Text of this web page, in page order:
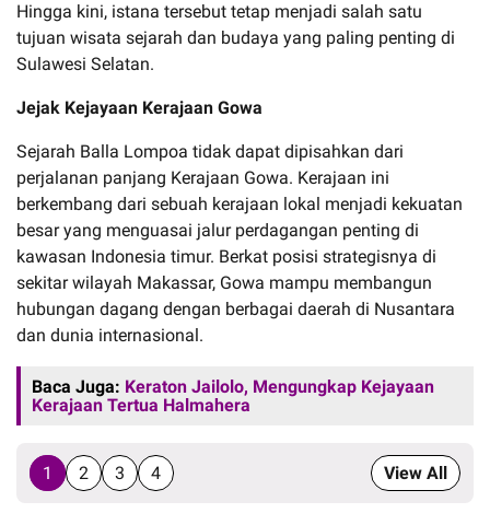
Hingga kini, istana tersebut tetap menjadi salah satu
tujuan wisata sejarah dan budaya yang paling penting di
Sulawesi Selatan.
Jejak Kejayaan Kerajaan Gowa
Sejarah Balla Lompoa tidak dapat dipisahkan dari
perjalanan panjang Kerajaan Gowa. Kerajaan ini
berkembang dari sebuah kerajaan lokal menjadi kekuatan
besar yang menguasai jalur perdagangan penting di
kawasan Indonesia timur. Berkat posisi strategisnya di
sekitar wilayah Makassar, Gowa mampu membangun
hubungan dagang dengan berbagai daerah di Nusantara
dan dunia internasional.
Baca Juga: Keraton Jailolo, Mengungkap Kejayaan
Kerajaan Tertua Halmahera
1 2 3 4 View All